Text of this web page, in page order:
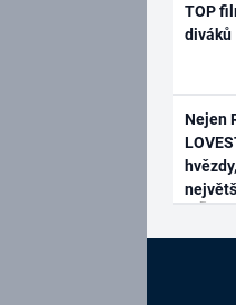
TOP
diváků
Nejen